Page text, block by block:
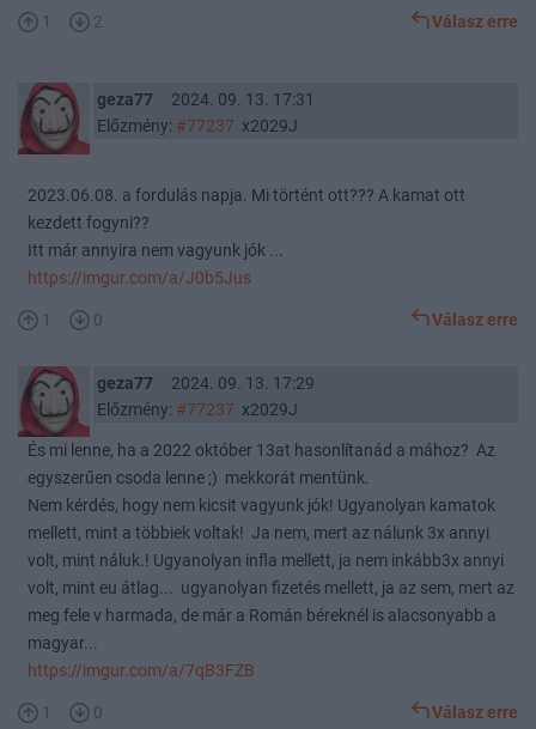
1 2 Válasz erre
geza77
2024. 09. 13. 17:31
Előzmény: #77237 x2029J
2023.06.08. a fordulás napja. Mi történt ott??? A kamat ott
kezdett fogyni??
Itt már annyira nem vagyunk jók ...
https://imgur.com/a/J0b5Jus
1 0 Válasz erre
geza77
2024. 09. 13. 17:29
Előzmény: #77237 x2029J
És mi lenne, ha a 2022 október 13at hasonlítanád a mához? Az
egyszerűen csoda lenne ;) mekkorát mentünk.
Nem kérdés, hogy nem kicsit vagyunk jók! Ugyanolyan kamatok
mellett, mint a többiek voltak! Ja nem, mert az nálunk 3x annyi
volt, mint náluk.! Ugyanolyan infla mellett, ja nem inkább3x annyi
volt, mint eu átlag... ugyanolyan fizetés mellett, ja az sem, mert az
meg fele v harmada, de már a Román béreknél is alacsonyabb a
magyar...
https://imgur.com/a/7qB3FZB
1 0 Válasz erre